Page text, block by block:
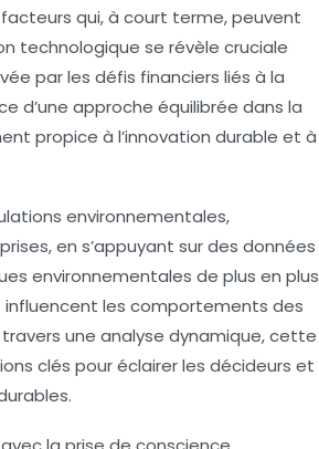
qui, à court terme, peuvent
technologique se révèle cruciale
par les défis financiers liés à la
d’une approche équilibrée dans la
propice à l’innovation durable et à
environnementales,
en s’appuyant sur des données
environnementales de plus en plus
les comportements des
une analyse dynamique, cette
clés pour éclairer les décideurs et